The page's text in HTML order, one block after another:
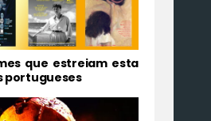
que estreiam esta
portugueses